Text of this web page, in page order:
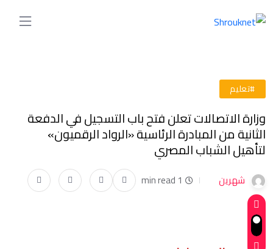
#تعليم
وزارة الاتصالات تعلن فتح باب التسجيل في الدفعة
الثانية من المبادرة الرئاسية «الرواد الرقميون»
لتأهيل الشباب المصري
شهرين 1 min read